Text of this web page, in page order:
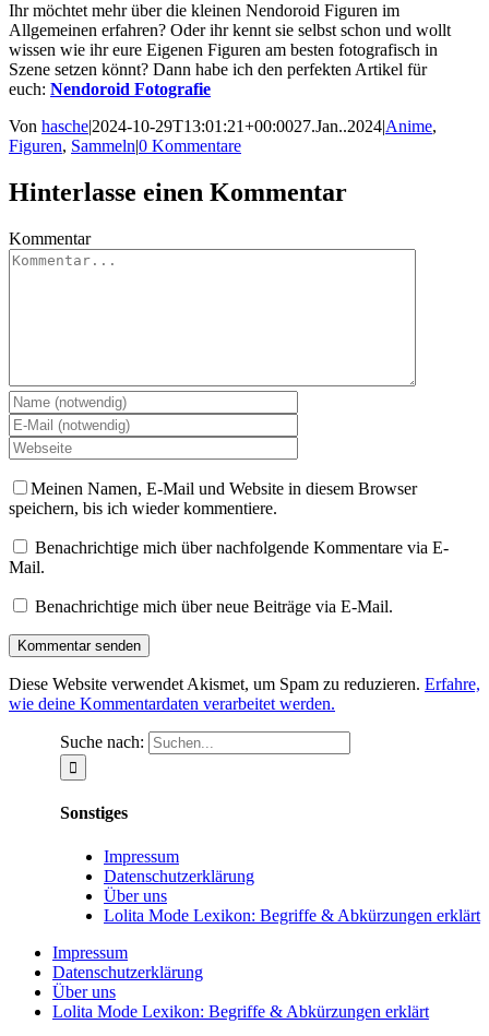
Ihr möchtet mehr über die kleinen Nendoroid Figuren im
Allgemeinen erfahren? Oder ihr kennt sie selbst schon und wollt
wissen wie ihr eure Eigenen Figuren am besten fotografisch in
Szene setzen könnt? Dann habe ich den perfekten Artikel für
euch: Nendoroid Fotografie
Von hasche|2024-10-29T13:01:21+00:0027.Jan..2024|Anime,
Figuren, Sammeln|0 Kommentare
Hinterlasse einen Kommentar
Kommentar
Meinen Namen, E-Mail und Website in diesem Browser
speichern, bis ich wieder kommentiere.
Benachrichtige mich über nachfolgende Kommentare via E-
Mail.
Benachrichtige mich über neue Beiträge via E-Mail.
Diese Website verwendet Akismet, um Spam zu reduzieren. Erfahre,
wie deine Kommentardaten verarbeitet werden.
Suche nach:
Sonstiges
Impressum
Datenschutzerklärung
Über uns
Lolita Mode Lexikon: Begriffe & Abkürzungen erklärt
Impressum
Datenschutzerklärung
Über uns
Lolita Mode Lexikon: Begriffe & Abkürzungen erklärt